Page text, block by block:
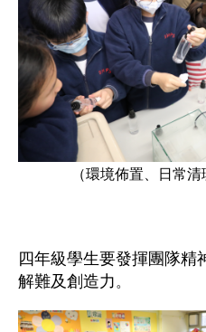
（環境佈置、日常清
四年級學生要發揮團隊精
解難及創造力 。